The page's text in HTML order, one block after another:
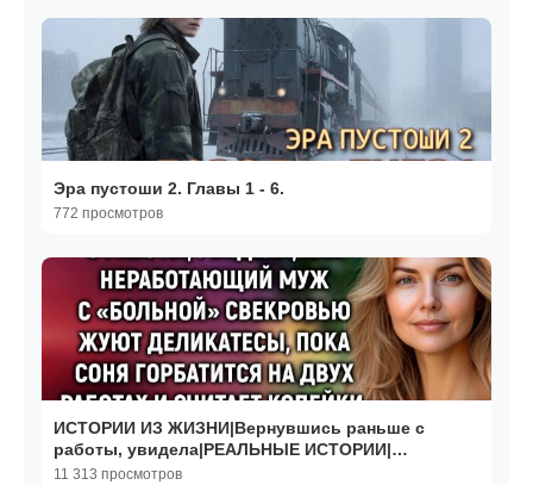
Эра пустоши 2. Главы 1 - 6.
772 просмотров
ИСТОРИИ ИЗ ЖИЗНИ|Вернувшись раньше с
работы, увидела|РЕАЛЬНЫЕ ИСТОРИИ|
ЖИЗНЕННЫЕ ИСТОРИИ
11 313 просмотров